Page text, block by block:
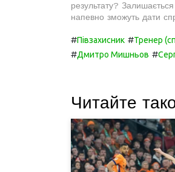
результату?
напевно зможуть дати
#Півзахисник #Тренер
#Дмитро Мишньов #
Читайте